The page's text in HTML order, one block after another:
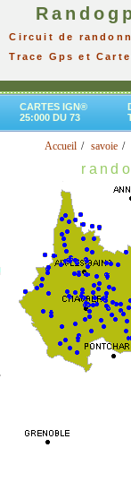
Circuit de
Trace Gps et
CARTES IGN®
25:000 DU 73
Accueil savoie